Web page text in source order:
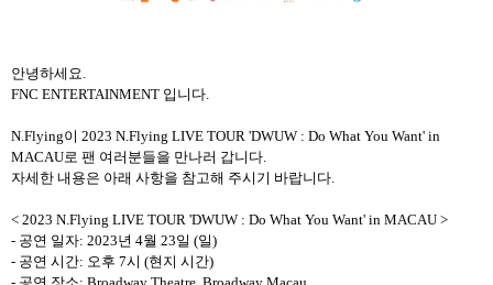
안녕하세요.
FNC ENTERTAINMENT 입니다.
N.Flying이 2023 N.Flying LIVE TOUR 'DWUW : Do What You Want' in
MACAU로 팬 여러분들을 만나러 갑니다.
자세한 내용은 아래 사항을 참고해 주시기 바랍니다.
< 2023 N.Flying LIVE TOUR 'DWUW : Do What You Want' in MACAU >
- 공연 일자: 2023년 4월 23일 (일)
- 공연 시간: 오후 7시 (현지 시간)